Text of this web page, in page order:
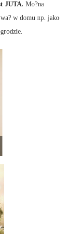
JUTA. Mo?na
w domu np. jako